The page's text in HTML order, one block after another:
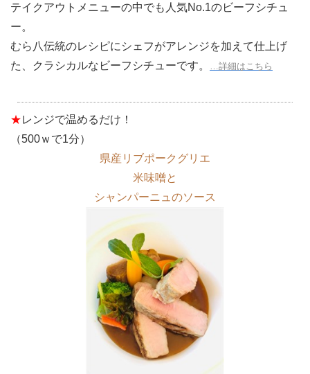
テイクアウトメニューの中でも人気No.1のビーフシチュ
ー。
むら八伝統のレシピにシェフがアレンジを加えて仕上げ
た、クラシカルなビーフシチューです。
…詳細はこちら
★レンジで温めるだけ！
（500ｗで1分）
県産リブポークグリエ
米味噌と
シャンパーニュのソース